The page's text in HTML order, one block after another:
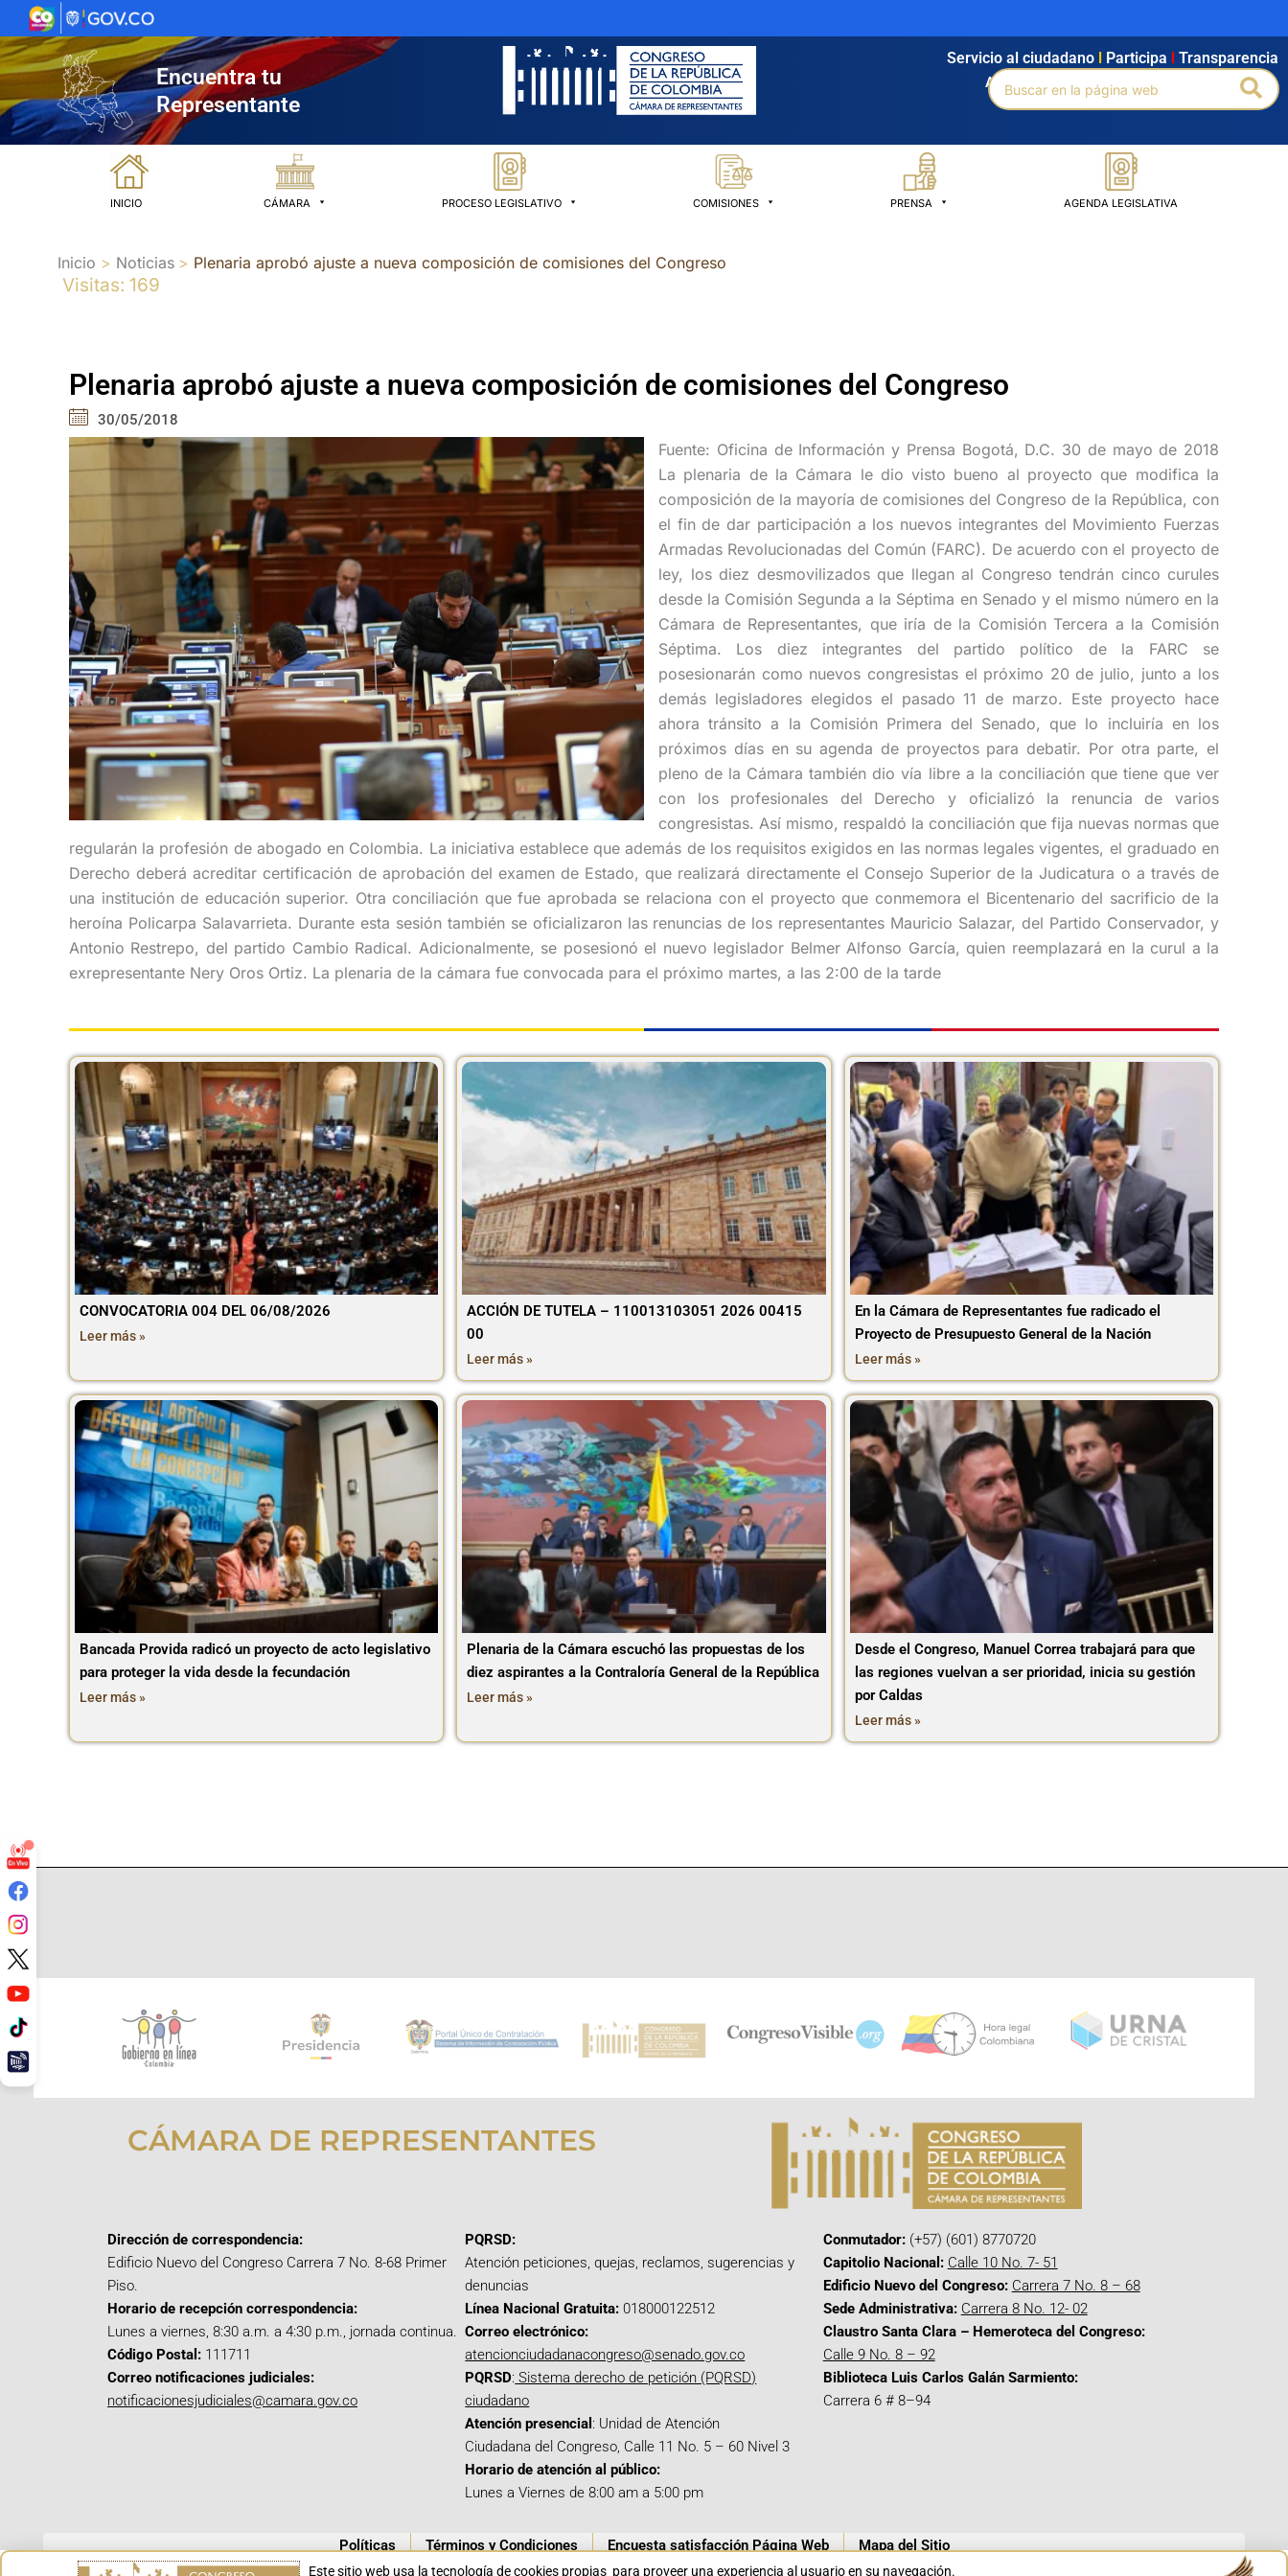
al
contenido
Encuentra tu
Representante
Agendamiento Intranet Búsqueda avanzada
Servicio al ciudadano Participa Transparencia
Buscar
por:
INICIO CÁMARA PROCESO LEGISLATIVO COMISIONES PRENSA AGENDA LEGISLATIVA
Inicio Noticias Plenaria aprobó ajuste a nueva composición de comisiones del Congreso
Visitas: 169
Plenaria aprobó ajuste a nueva composición de comisiones del Congreso
30/05/2018
Fuente: Oficina de Información y Prensa Bogotá, D.C. 30 de mayo de 2018
La plenaria de la Cámara le dio visto bueno al proyecto que modifica la
composición de la mayoría de comisiones del Congreso de la República, con
el fin de dar participación a los nuevos integrantes del Movimiento Fuerzas
Armadas Revolucionadas del Común (FARC). De acuerdo con el proyecto de
ley, los diez desmovilizados que llegan al Congreso tendrán cinco curules
desde la Comisión Segunda a la Séptima en Senado y el mismo número en la
Cámara de Representantes, que iría de la Comisión Tercera a la Comisión
Séptima. Los diez integrantes del partido político de la FARC se
posesionarán como nuevos congresistas el próximo 20 de julio, junto a los
demás legisladores elegidos el pasado 11 de marzo. Este proyecto hace
ahora tránsito a la Comisión Primera del Senado, que lo incluiría en los
próximos días en su agenda de proyectos para debatir. Por otra parte, el
pleno de la Cámara también dio vía libre a la conciliación que tiene que ver
con los profesionales del Derecho y oficializó la renuncia de varios
congresistas. Así mismo, respaldó la conciliación que fija nuevas normas que
regularán la profesión de abogado en Colombia. La iniciativa establece que además de los requisitos exigidos en las normas legales vigentes, el graduado en
Derecho deberá acreditar certificación de aprobación del examen de Estado, que realizará directamente el Consejo Superior de la Judicatura o a través de
una institución de educación superior. Otra conciliación que fue aprobada se relaciona con el proyecto que conmemora el Bicentenario del sacrificio de la
heroína Policarpa Salavarrieta. Durante esta sesión también se oficializaron las renuncias de los representantes Mauricio Salazar, del Partido Conservador, y
Antonio Restrepo, del partido Cambio Radical. Adicionalmente, se posesionó el nuevo legislador Belmer Alfonso García, quien reemplazará en la curul a la
exrepresentante Nery Oros Ortiz. La plenaria de la cámara fue convocada para el próximo martes, a las 2:00 de la tarde
CONVOCATORIA 004 DEL 06/08/2026
Leer más »
ACCIÓN DE TUTELA – 110013103051 2026 00415
00
Leer más »
En la Cámara de Representantes fue radicado el
Proyecto de Presupuesto General de la Nación
Leer más »
Bancada Provida radicó un proyecto de acto legislativo
para proteger la vida desde la fecundación
Leer más »
Plenaria de la Cámara escuchó las propuestas de los
diez aspirantes a la Contraloría General de la República
Leer más »
Desde el Congreso, Manuel Correa trabajará para que
las regiones vuelvan a ser prioridad, inicia su gestión
por Caldas
Leer más »
CÁMARA DE REPRESENTANTES
Dirección de correspondencia:
Edificio Nuevo del Congreso Carrera 7 No. 8-68 Primer
Piso.
Horario de recepción correspondencia:
Lunes a viernes, 8:30 a.m. a 4:30 p.m., jornada continua.
Código Postal: 111711
Correo notificaciones judiciales:
notificacionesjudiciales@camara.gov.co
PQRSD:
Atención peticiones, quejas, reclamos, sugerencias y
denuncias
Línea Nacional Gratuita: 018000122512
Correo electrónico:
atencionciudadanacongreso@senado.gov.co
PQRSD: Sistema derecho de petición (PQRSD)
ciudadano
Atención presencial : Unidad de Atención
Ciudadana del Congreso, Calle 11 No. 5 – 60 Nivel 3
Horario de atención al público:
Lunes a Viernes de 8:00 am a 5:00 pm
Conmutador:(+57) (601) 8770720
Capitolio Nacional: Calle 10 No. 7- 51
Edificio Nuevo del Congreso: Carrera 7 No. 8 – 68
Sede Administrativa: Carrera 8 No. 12- 02
Claustro Santa Clara – Hemeroteca del Congreso:
Calle 9 No. 8 – 92
Biblioteca Luis Carlos Galán Sarmiento:
Carrera 6 # 8–94
Políticas Términos y Condiciones Encuesta satisfacción Página Web Mapa del Sitio
Este sitio web usa la tecnología de cookies propias para proveer una experiencia al usuario en su navegación.